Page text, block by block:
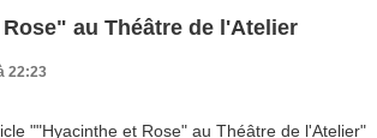
au Théâtre de l'Atelier
22:23